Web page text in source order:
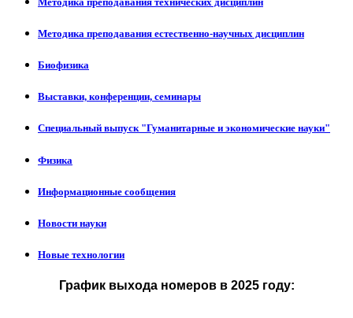
Методика преподавания естественно-научных дисциплин
Биофизика
Выставки, конференции, семинары
Специальный выпуск "Гуманитарные и экономические науки"
Физика
Информационные сообщения
Новости науки
Новые технологии
График выхода номеров в 2025 году: